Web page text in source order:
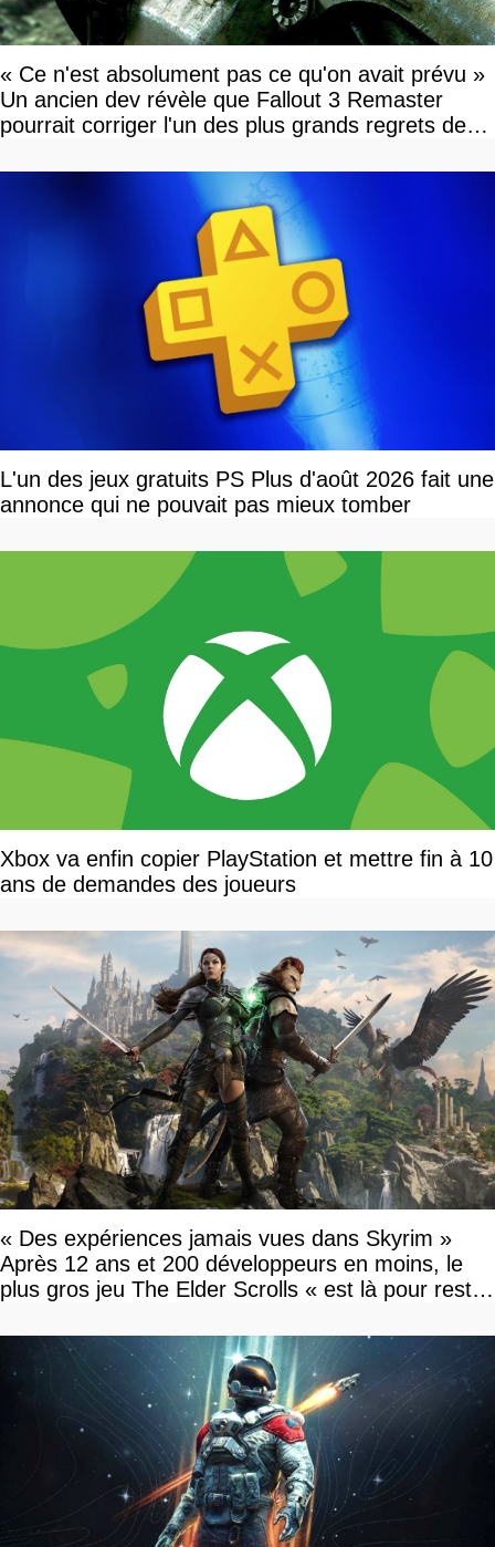
« Ce n'est absolument pas ce qu'on avait prévu »
Un ancien dev révèle que Fallout 3 Remaster
pourrait corriger l'un des plus grands regrets de
L'un des jeux gratuits PS Plus d'août 2026 fait une
annonce qui ne pouvait pas mieux tomber
Xbox va enfin copier PlayStation et mettre fin à 10
ans de demandes des joueurs
« Des expériences jamais vues dans Skyrim »
Après 12 ans et 200 développeurs en moins, le
plus gros jeu The Elder Scrolls « est là pour rester